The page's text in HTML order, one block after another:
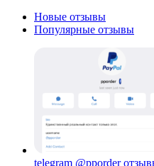
Новые отзывы
Популярные отзывы
telegram @pporder